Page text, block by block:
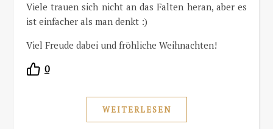
Viele trauen sich nicht an das Falten heran, aber es
ist einfacher als man denkt :)
Viel Freude dabei und fröhliche Weihnachten!
0
WEITERLESEN